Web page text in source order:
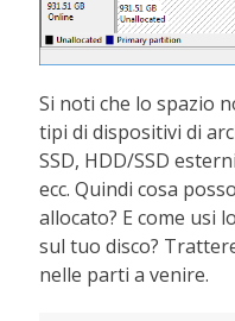
Si noti che lo spazio
tipi di dispositivi di
SSD, HDD/SSD
ecc. Quindi cosa
allocato? E come usi
sul tuo disco?
nelle parti a venire.